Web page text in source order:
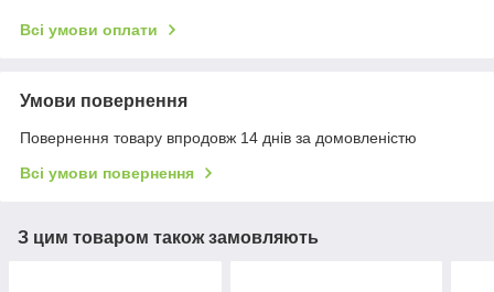
Всі умови оплати
Умови повернення
Повернення товару впродовж 14 днів за домовленістю
Всі умови повернення
З цим товаром також замовляють